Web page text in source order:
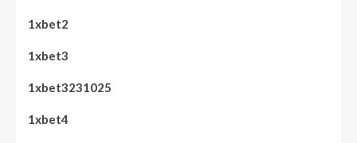
1xbet2
1xbet3
1xbet3231025
1xbet4